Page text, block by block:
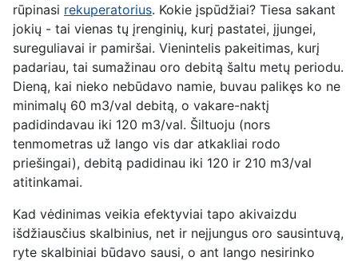
rūpinasi rekuperatorius. Kokie įspūdžiai? Tiesa sakant
jokių - tai vienas tų įrenginių, kurį pastatei, įjungei,
sureguliavai ir pamiršai. Vienintelis pakeitimas, kurį
padariau, tai sumažinau oro debitą šaltu metų periodu.
Dieną, kai nieko nebūdavo namie, buvau palikęs ko ne
minimalų 60 m3/val debitą, o vakare-naktį
padidindavau iki 120 m3/val. Šiltuoju (nors
tenmometras už lango vis dar atkakliai rodo
priešingai), debitą padidinau iki 120 ir 210 m3/val
atitinkamai.
Kad vėdinimas veikia efektyviai tapo akivaizdu
išdžiausčius skalbinius, net ir neįjungus oro sausintuvą,
ryte skalbiniai būdavo sausi, o ant lango nesirinko